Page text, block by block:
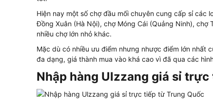
Hiện nay một số chợ đầu mối chuyên cung cấp sỉ các
Đồng Xuân (Hà Nội), chợ Móng Cái (Quảng Ninh), chợ
nhiều chợ lớn nhỏ khác.
Mặc dù có nhiều ưu điểm nhưng nhược điểm lớn nhất
đa dạng, giá thành mua vào khá cao vì đã qua các
Nhập hàng Ulzzang giá sỉ